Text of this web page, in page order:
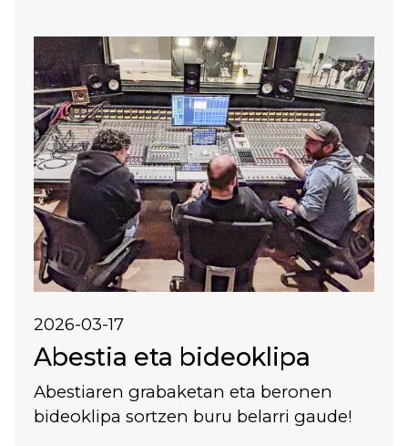
Irudia
2026-03-17
Abestia eta bideoklipa
Abestiaren grabaketan eta beronen
bideoklipa sortzen buru belarri gaude!